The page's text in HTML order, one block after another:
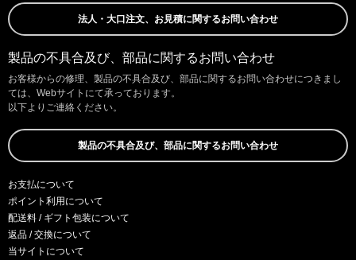
法人・大口注文、お見積に関するお問い合わせ
製品の不具合及び、部品に関するお問い合わせ
お客様からの修理、製品の不具合及び、部品に関するお問い合わせにつきまし
ては、Webサイトにて承っております。
以下よりご連絡ください。
製品の不具合及び、部品に関するお問い合わせ
お支払について
ポイント利用について
配送料 / ギフト包装について
返品 / 交換について
当サイトについて